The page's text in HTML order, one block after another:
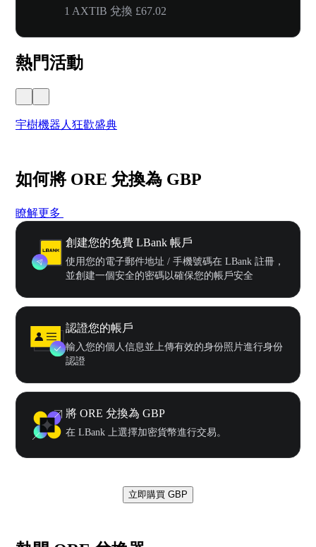
1 AXTIB 兌換 £67.02
熱門活動
宇樹機器人狂歡盛典
如何將 ORE 兌換為 GBP
瞭解更多
創建您的免費 LBank 帳戶
使用您的電子郵件地址 / 手機號碼在 LBank 註冊，
並創建一個安全的密碼以確保您的帳戶安全
認證您的帳戶
輸入您的個人信息並上傳有效的身份照片進行身份
認證
將 ORE 兌換為 GBP
在 LBank 上選擇加密貨幣進行交易。
立即購買 GBP